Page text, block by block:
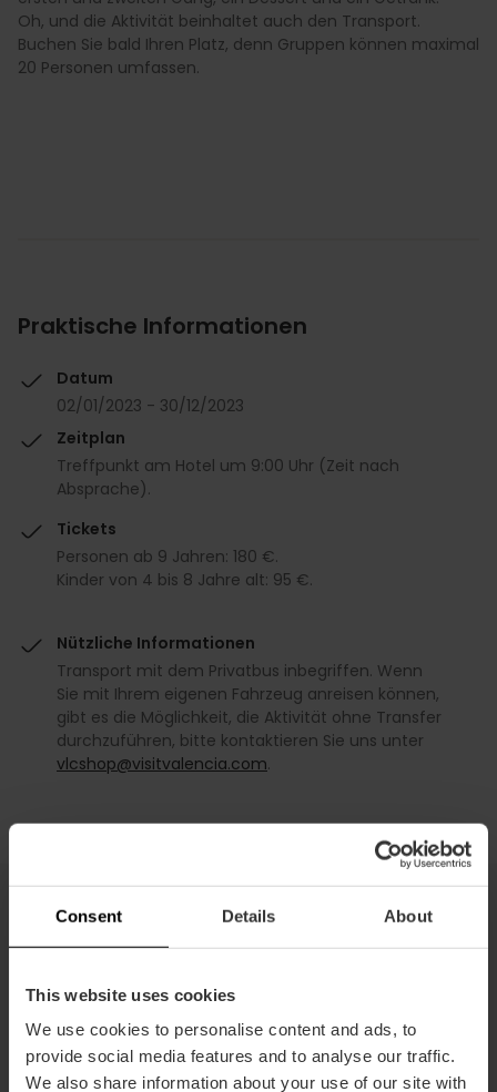
Consent Details About
This website uses cookies
We use cookies to personalise content and ads, to
provide social media features and to analyse our traffic.
We also share information about your use of our site with
Oh, und die Aktivität beinhaltet auch den Transport.
Buchen Sie bald Ihren Platz, denn Gruppen können maximal
20 Personen umfassen.
Praktische Informationen
Datum
02/01/2023 - 30/12/2023
Zeitplan
Treffpunkt am Hotel um 9:00 Uhr (Zeit nach
Absprache).
Tickets
Personen ab 9 Jahren: 180 €.
Kinder von 4 bis 8 Jahre alt: 95 €.
Nützliche Informationen
Transport mit dem Privatbus inbegriffen. Wenn
Sie mit Ihrem eigenen Fahrzeug anreisen können,
gibt es die Möglichkeit, die Aktivität ohne Transfer
durchzuführen, bitte kontaktieren Sie uns unter
vlcshop@visitvalencia.com.
Sie können auch interessiert sein